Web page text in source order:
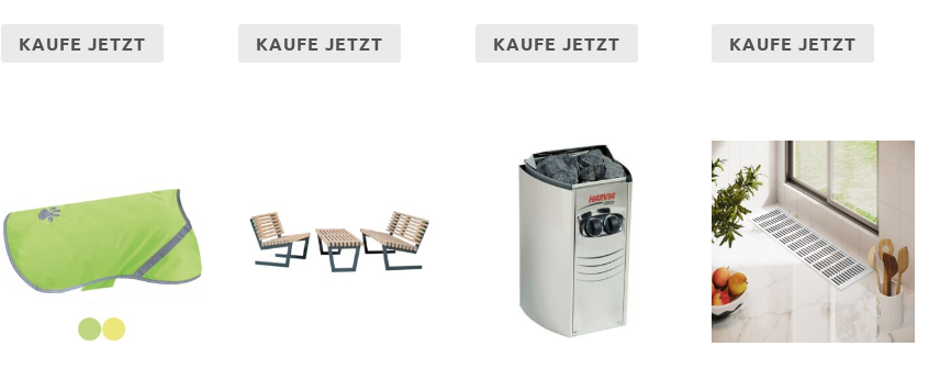
KAUFE JETZT KAUFE JETZT KAUFE JETZT KAUFE JETZT